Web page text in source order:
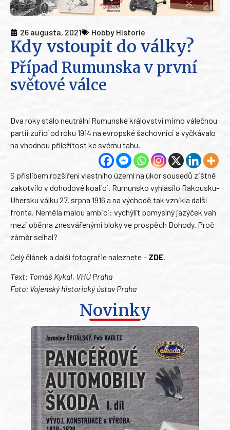
26 augusta, 2021 Hobby Historie
Kdy vstoupit do války?
Případ Rumunska v první
světové válce
Dva roky stálo neutrální Rumunské království mimo válečnou
partii zuřící od roku 1914 na evropské šachovnici a vyčkávalo
na vhodnou příležitost ke svému tahu.
S příslibem rozšíření vlastního území na úkor sousedů zištně
zakotvilo v dohodové koalici. Rumunsko vyhlásilo Rakousku-
Uhersku válku 27. srpna 1916 a na východě tak vznikla další
fronta. Neměla malou ambici: vychýlit pomyslný jazýček vah
mezi oběma znesvářenými bloky ve prospěch Dohody. Proč
záměr selhal?
Celý článek a další fotografie naleznete – ZDE
Text: Tomáš Kykal, VHÚ Praha
Foto: Vojenský historický ústav Praha
Novinky